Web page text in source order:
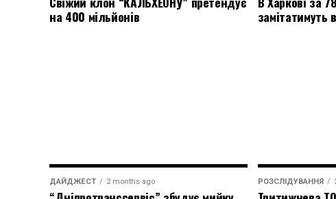
на 400 мільйонів
замітатимуть
ДАЙДЖЕСТ 2 months ago РОЗСЛІДУВАННЯ